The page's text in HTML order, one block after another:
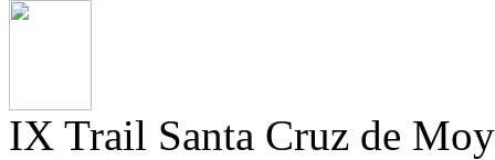
IX Trail Santa Cruz de